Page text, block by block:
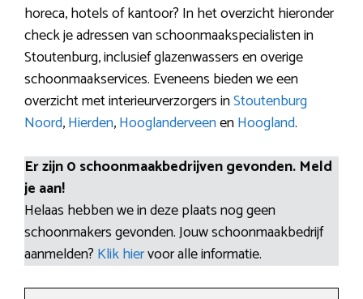
horeca, hotels of kantoor? In het overzicht hieronder
check je adressen van schoonmaakspecialisten in
Stoutenburg, inclusief glazenwassers en overige
schoonmaakservices. Eveneens bieden we een
overzicht met interieurverzorgers inStoutenburg
Noord,Hierden,HooglanderveenenHoogland.
Er zijn 0 schoonmaakbedrijven gevonden. Meld
je aan!
Helaas hebben we in deze plaats nog geen
schoonmakers gevonden. Jouw schoonmaakbedrijf
aanmelden? Klik hiervoor alle informatie.